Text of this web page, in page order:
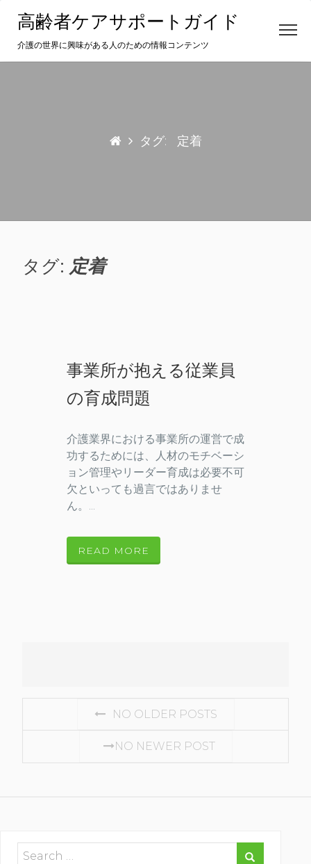
content
高齢者ケアサポートガイド
介護の世界に興味がある人のための情報コンテンツ
タグ: 定着
タグ: 定着
事業所が抱える従業員
の育成問題
介護業界における事業所の運営で成
功するためには、人材のモチベーシ
ョン管理やリーダー育成は必要不可
欠といっても過言ではありませ
ん。...
READ MORE
NAVIGATION
NO OLDER POSTS
NO NEWER POST